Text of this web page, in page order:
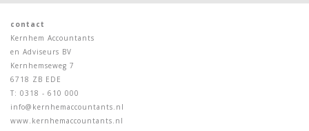
contact
Kernhem Accountants
en Adviseurs BV
Kernhemseweg 7
6718 ZB EDE
T: 0318 - 610 000
info@kernhemaccountants.nl
www.kernhemaccountants.nl